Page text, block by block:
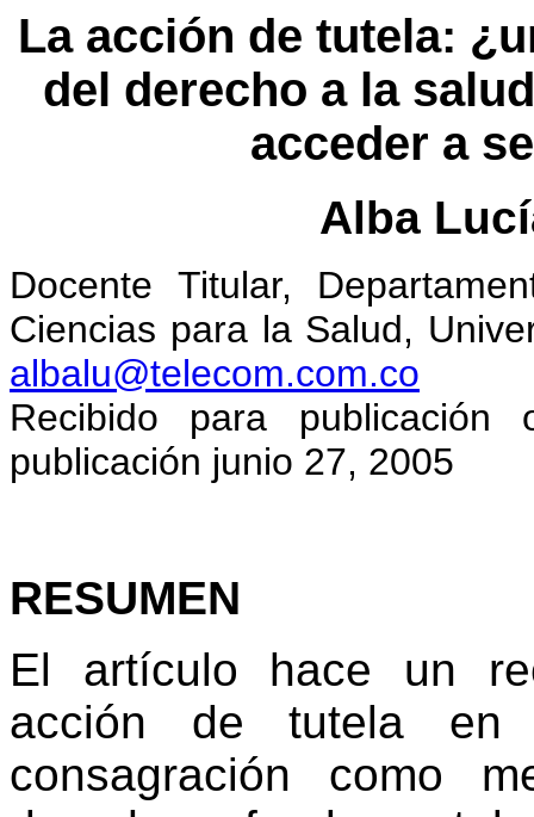
La acción de tutela:
del derecho a la
acceder a
Alba
Docente Titular,
Ciencias para la Salud,
albalu@telecom.com.co
Recibido para
publicación junio 27, 2005
RESUMEN
El artículo hace un
acción de tutela
consagración como